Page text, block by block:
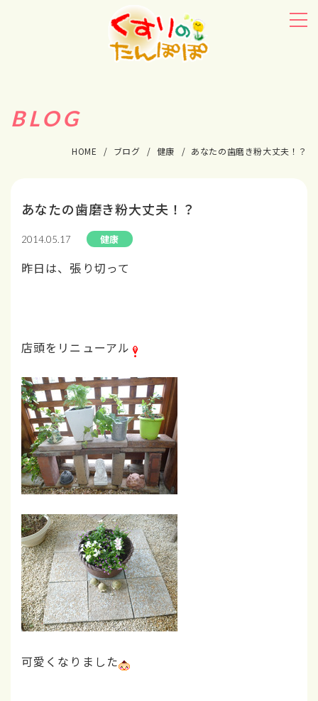
BLOG
HOME ブログ 健康 あなたの歯磨き粉大丈夫！？
あなたの歯磨き粉大丈夫！？
2014.05.17 健康
昨日は、張り切って
店頭をリニューアル
可愛くなりました